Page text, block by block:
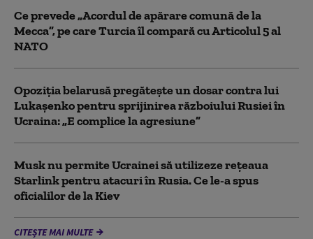
Ce prevede „Acordul de apărare comună de la
Mecca”, pe care Turcia îl compară cu Articolul 5 al
NATO
Opoziția belarusă pregătește un dosar contra lui
Lukașenko pentru sprijinirea războiului Rusiei în
Ucraina: „E complice la agresiune”
Musk nu permite Ucrainei să utilizeze reţeaua
Starlink pentru atacuri în Rusia. Ce le-a spus
oficialilor de la Kiev
CITEȘTE MAI MULTE